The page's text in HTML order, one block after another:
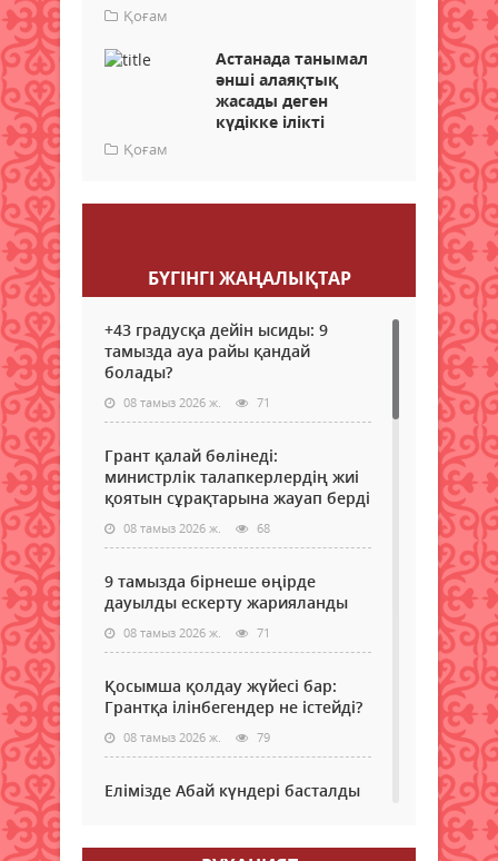
Қоғам
Астанада танымал
әнші алаяқтық
жасады деген
күдікке ілікті
Қоғам
БҮГІНГI ЖАҢАЛЫҚТАР
+43 градусқа дейін ысиды: 9
тамызда ауа райы қандай
болады?
08 тамыз 2026 ж. 71
Грант қалай бөлінеді:
министрлік талапкерлердің жиі
қоятын сұрақтарына жауап берді
08 тамыз 2026 ж. 68
9 тамызда бірнеше өңірде
дауылды ескерту жарияланды
08 тамыз 2026 ж. 71
Қосымша қолдау жүйесі бар:
Грантқа ілінбегендер не істейді?
08 тамыз 2026 ж. 79
Елімізде Абай күндері басталды